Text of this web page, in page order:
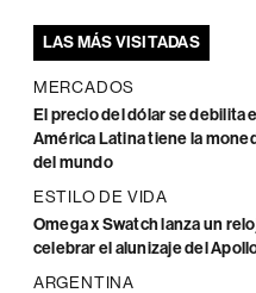
LAS MÁS VISITADAS
MERCADOS
El precio del dólar se debilita
América Latina tiene la
del mundo
ESTILO DE VIDA
Omega x Swatch lanza un
celebrar el alunizaje del Apollo
ARGENTINA